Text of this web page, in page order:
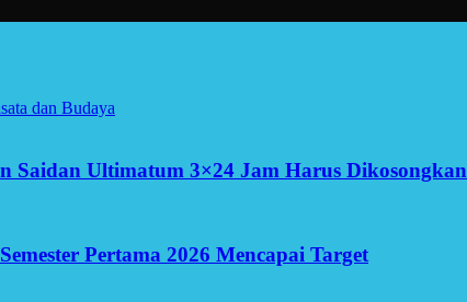
dan Budaya
Saidan Ultimatum 3×24 Jam Harus Dikosongkan
Pertama 2026 Mencapai Target